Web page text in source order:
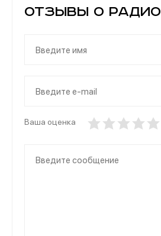
Отзывы о Радио
Ваша оценка